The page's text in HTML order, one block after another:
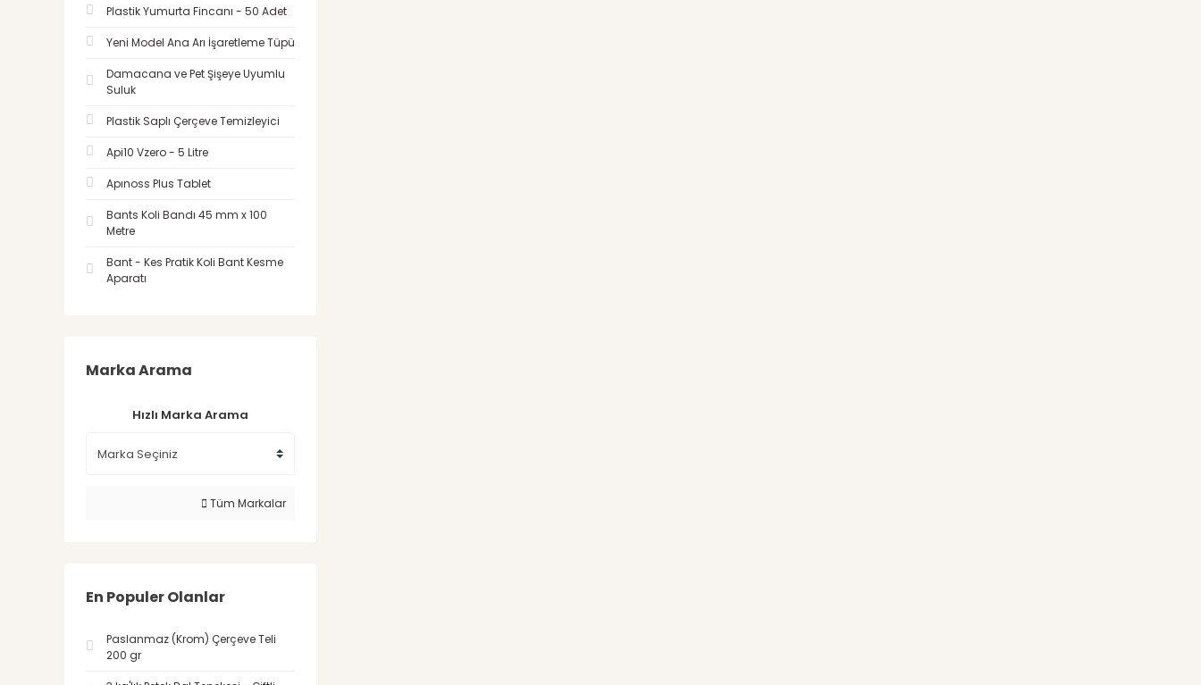
Plastik Yumurta Fincanı - 50 Adet
Yeni Model Ana Arı İşaretleme Tüpü
Damacana ve Pet Şişeye Uyumlu
Suluk
Plastik Saplı Çerçeve Temizleyici
Api10 Vzero - 5 Litre
Apınoss Plus Tablet
Bants Koli Bandı 45 mm x 100
Metre
Bant - Kes Pratik Koli Bant Kesme
Aparatı
Marka Arama
Hızlı Marka Arama
Tüm Markalar
En Populer Olanlar
Paslanmaz (Krom) Çerçeve Teli
200 gr